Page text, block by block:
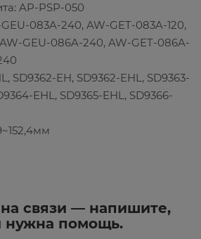
AP-PSP-050
083A-240, AW-GET-083A-120,
GEU-086A-240, AW-GET-086A-
SD9362-EH, SD9362-EHL, SD9363-
EHL, SD9365-EHL, SD9366-
связи — напишите,
нужна помощь.